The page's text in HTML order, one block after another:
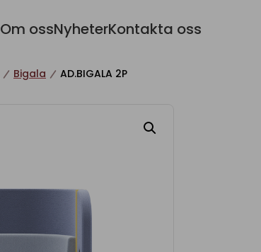
Om ossNyheterKontakta oss
Bigala AD.BIGALA 2P